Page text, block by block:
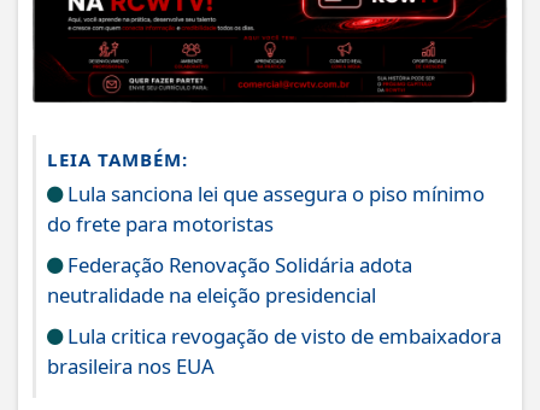
LEIA TAMBÉM:
Lula sanciona lei que assegura o piso mínimo
do frete para motoristas
Federação Renovação Solidária adota
neutralidade na eleição presidencial
Lula critica revogação de visto de embaixadora
brasileira nos EUA